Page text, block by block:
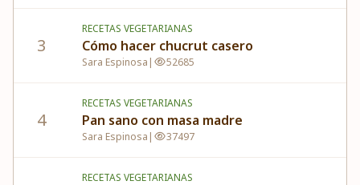
3
RECETAS VEGETARIANAS
Cómo hacer chucrut casero
Sara Espinosa | 52685
4
RECETAS VEGETARIANAS
Pan sano con masa madre
Sara Espinosa | 37497
RECETAS VEGETARIANAS